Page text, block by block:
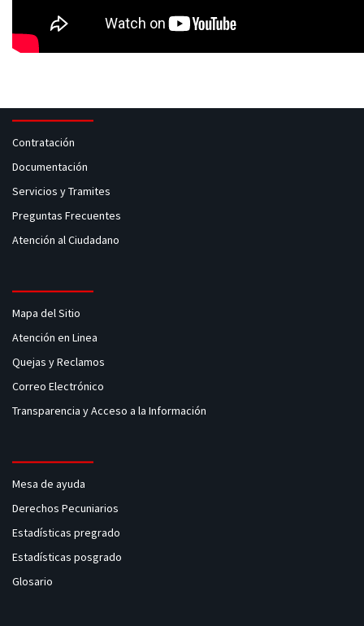
Contratación
Documentación
Servicios y Tramites
Preguntas Frecuentes
Atención al Ciudadano
Mapa del Sitio
Atención en Linea
Quejas y Reclamos
Correo Electrónico
Transparencia y Acceso a la Información
Mesa de ayuda
Derechos Pecuniarios
Estadísticas pregrado
Estadísticas posgrado
Glosario